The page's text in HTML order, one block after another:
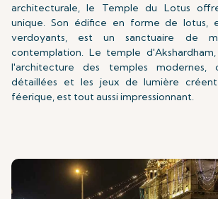
architecturale, le Temple du Lotus
unique. Son édifice en forme de lotus,
verdoyants, est un sanctuaire de
contemplation. Le temple
l'architecture des temples modernes,
détaillées et les jeux de lumière
féerique, est tout aussi impressionnant.